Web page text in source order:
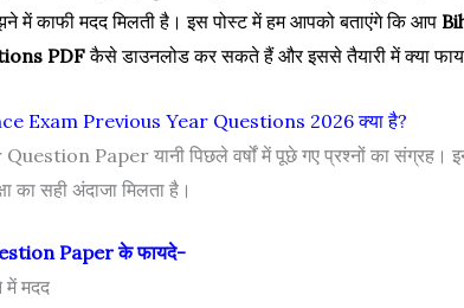
में काफी मदद मिलती है। इस पोस्ट में हम आपको बताएंगे कि आप
PDFकैसे डाउनलोड कर सकते हैं और इससे तैयारी में क्या
Exam Previous Year Questions 2026 क्या है?
Paper यानी पिछले वर्षों में पूछे गए प्रश्नों का संग्रह।
का सही अंदाजा मिलता है।
Paper के फायदे-
में मदद